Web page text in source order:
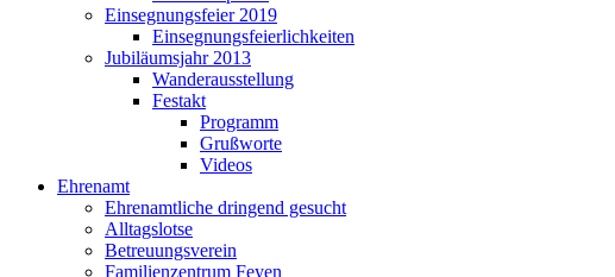
Einsegnungsfeier 2019
Einsegnungsfeierlichkeiten
Jubiläumsjahr 2013
Wanderausstellung
Festakt
Programm
Grußworte
Videos
Ehrenamt
Ehrenamtliche dringend gesucht
Alltagslotse
Betreuungsverein
Familienzentrum Feyen